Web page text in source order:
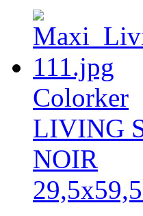
Colorker
LIVING
NOIR